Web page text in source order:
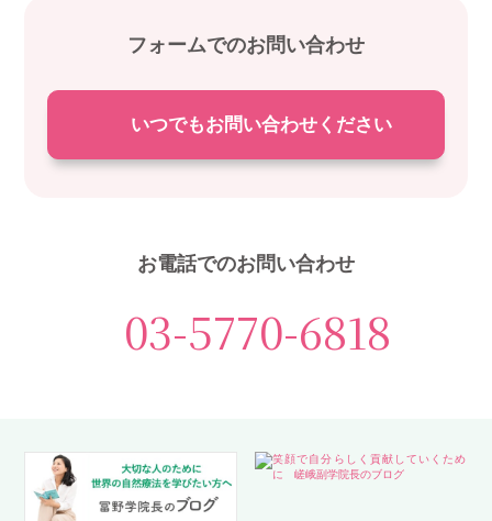
フォームでのお問い合わせ
いつでもお問い合わせください
お電話でのお問い合わせ
03-5770-6818